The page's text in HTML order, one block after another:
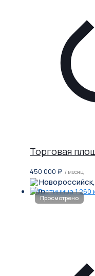
Торговая
450 000 ₽ / месяц